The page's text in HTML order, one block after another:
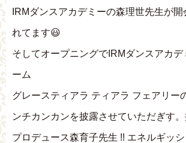
IRMダンスアカデミーの森理世先生が開
れてます😃
そしてオープニングでIRMダンスアカデ
ーム
グレースティアラ ティアラ フェアリー
ンチカンカンを披露させていただぎす
プロデュース森育子先生 !! エネルギッ